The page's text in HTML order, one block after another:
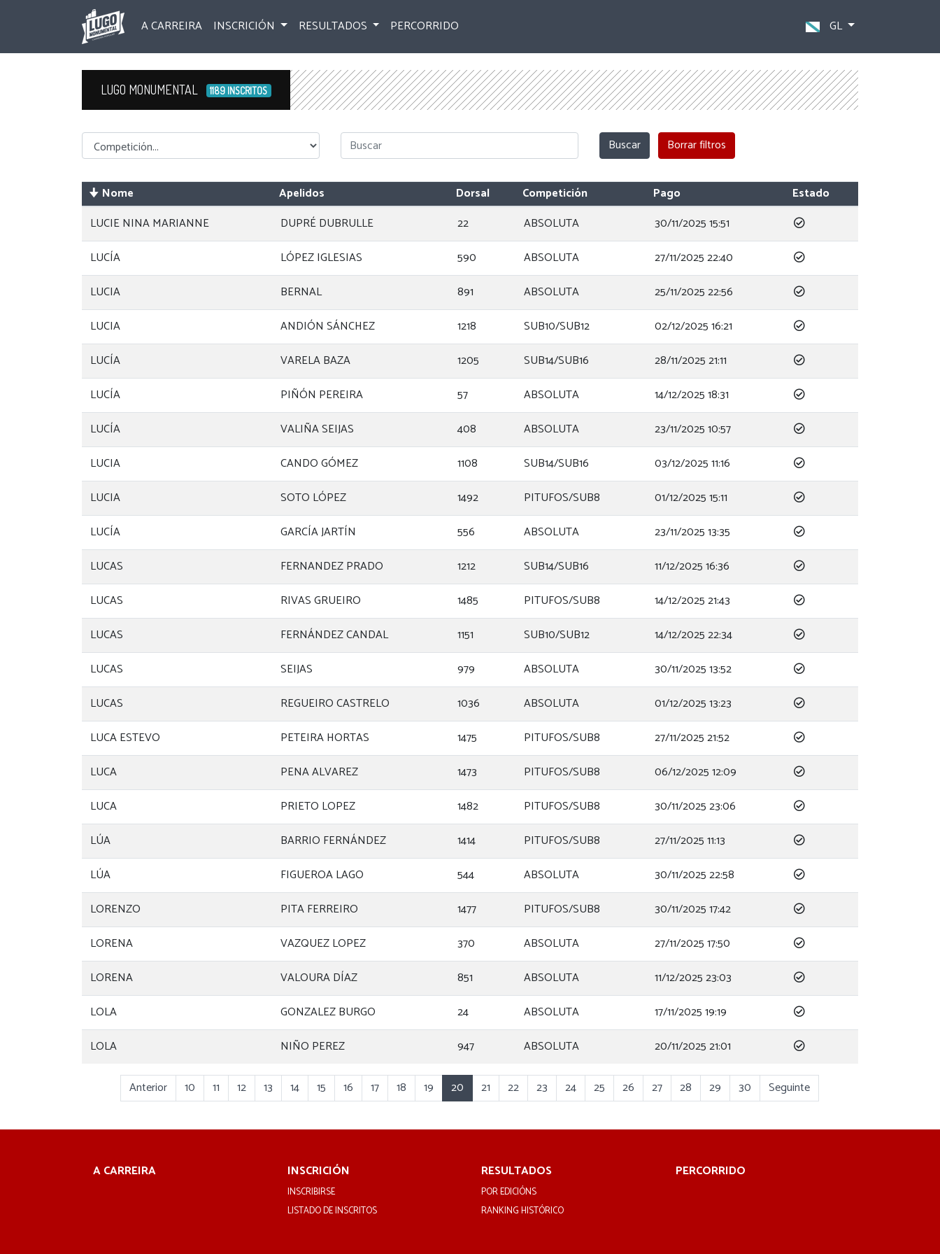
A CARREIRA INSCRICIÓN RESULTADOS PERCORRIDO GL
LUGO MONUMENTAL 1189 INSCRITOS
Competicion
Nome Apelidos Dorsal Competición Pago
Estado
LUCIE NINA MARIANNE
DUPRÉ DUBRULLE 22 ABSOLUTA
30/11/2025 15:51
LUCÍA
LÓPEZ IGLESIAS 590 ABSOLUTA
27/11/2025 22:40
LUCIA
BERNAL 891 ABSOLUTA
25/11/2025 22:56
LUCIA
ANDIÓN SÁNCHEZ 1218 SUB10/SUB12
02/12/2025 16:21
LUCÍA
VARELA BAZA 1205 SUB14/SUB16
28/11/2025 21:11
LUCÍA
PIÑÓN PEREIRA 57 ABSOLUTA
14/12/2025 18:31
LUCÍA
VALIÑA SEIJAS 408 ABSOLUTA
23/11/2025 10:57
LUCIA
CANDO GÓMEZ 1108 SUB14/SUB16
03/12/2025 11:16
LUCIA
SOTO LÓPEZ 1492 PITUFOS/SUB8
01/12/2025 15:11
LUCÍA
GARCÍA JARTÍN 556 ABSOLUTA
23/11/2025 13:35
LUCAS
FERNANDEZ PRADO 1212 SUB14/SUB16
11/12/2025 16:36
LUCAS
RIVAS GRUEIRO 1485 PITUFOS/SUB8
14/12/2025 21:43
LUCAS
FERNÁNDEZ CANDAL 1151 SUB10/SUB12
14/12/2025 22:34
LUCAS
SEIJAS 979 ABSOLUTA
30/11/2025 13:52
LUCAS
REGUEIRO CASTRELO 1036 ABSOLUTA
01/12/2025 13:23
LUCA ESTEVO
PETEIRA HORTAS 1475 PITUFOS/SUB8
27/11/2025 21:52
LUCA
PENA ALVAREZ 1473 PITUFOS/SUB8
06/12/2025 12:09
LUCA
PRIETO LOPEZ 1482 PITUFOS/SUB8
30/11/2025 23:06
LÚA
BARRIO FERNÁNDEZ 1414 PITUFOS/SUB8
27/11/2025 11:13
LÚA
FIGUEROA LAGO 544 ABSOLUTA
30/11/2025 22:58
LORENZO
PITA FERREIRO 1477 PITUFOS/SUB8
30/11/2025 17:42
LORENA
VAZQUEZ LOPEZ 370 ABSOLUTA
27/11/2025 17:50
LORENA
VALOURA DÍAZ 851 ABSOLUTA
11/12/2025 23:03
LOLA
GONZALEZ BURGO 24 ABSOLUTA
17/11/2025 19:19
LOLA
NIÑO PEREZ 947 ABSOLUTA 20/11/2025 21:01
Anterior 10 11 12 13 14 15 16 17 18 19 20 21 22 23 24 25 26 27 28 29 30 Seguinte
A CARREIRA INSCRICIÓN
INSCRIBIRSE
LISTADO DE INSCRITOS
RESULTADOS
POR EDICIÓNS
RANKING HISTÓRICO
PERCORRIDO